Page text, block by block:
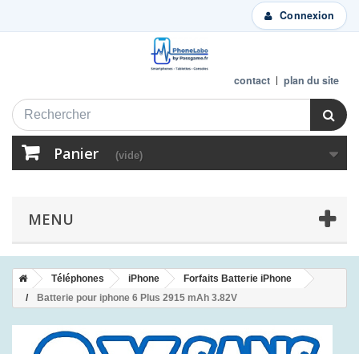
Connexion
contact plan du site
Panier (vide)
MENU
Téléphones iPhone
Forfaits Batterie iPhone
Batterie pour iphone 6 Plus 2915 mAh 3.82V